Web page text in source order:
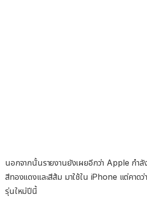
นอกจากนั้นรายงานยังเผยอีกว่า Apple กำลั
สีทองแดงและสีส้ม มาใช้ใน iPhone แต่คาดว่
รุ่นใหม่ปีนี้